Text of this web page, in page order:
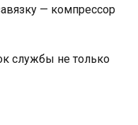
— компрессор
службы не только